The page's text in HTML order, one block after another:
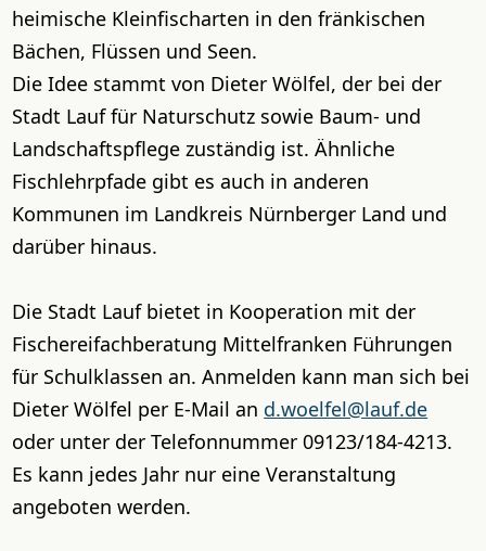
heimische Kleinfischarten in den fränkischen
Bächen, Flüssen und Seen.
Die Idee stammt von Dieter Wölfel, der bei der
Stadt Lauf für Naturschutz sowie Baum- und
Landschaftspflege zuständig ist. Ähnliche
Fischlehrpfade gibt es auch in anderen
Kommunen im Landkreis Nürnberger Land und
darüber hinaus.
Die Stadt Lauf bietet in Kooperation mit der
Fischereifachberatung Mittelfranken Führungen
für Schulklassen an. Anmelden kann man sich bei
Dieter Wölfel per E-Mail an d.woelfel@lauf.de
oder unter der Telefonnummer 09123/184-4213.
Es kann jedes Jahr nur eine Veranstaltung
angeboten werden.